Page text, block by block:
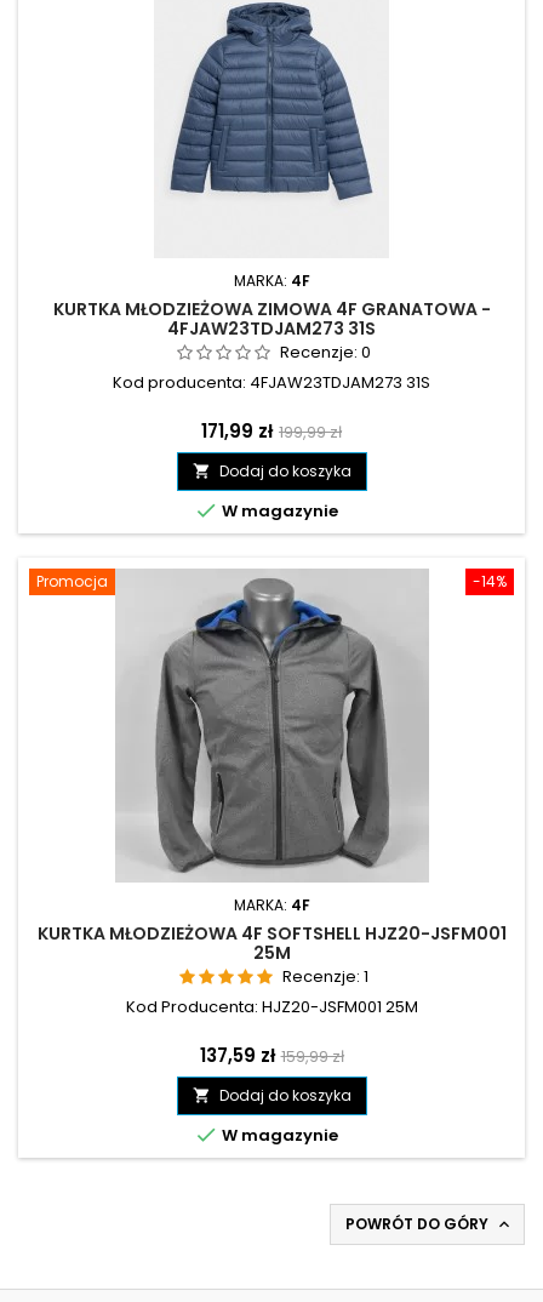
MARKA: 4F
KURTKA MŁODZIEŻOWA ZIMOWA 4F GRANATOWA -
4FJAW23TDJAM273 31S
Recenzje: 0
Kod producenta: 4FJAW23TDJAM273 31S
Cena
171,99 zł Cena
podstawowa
199,99 zł
 Dodaj do koszyka
 W magazynie
-14%
Promocja
MARKA: 4F
KURTKA MŁODZIEŻOWA 4F SOFTSHELL HJZ20-JSFM001
25M
Recenzje: 1
Kod Producenta: HJZ20-JSFM001 25M
Cena
137,59 zł Cena
podstawowa
159,99 zł
 Dodaj do koszyka
 W magazynie
POWRÓT DO GÓRY 